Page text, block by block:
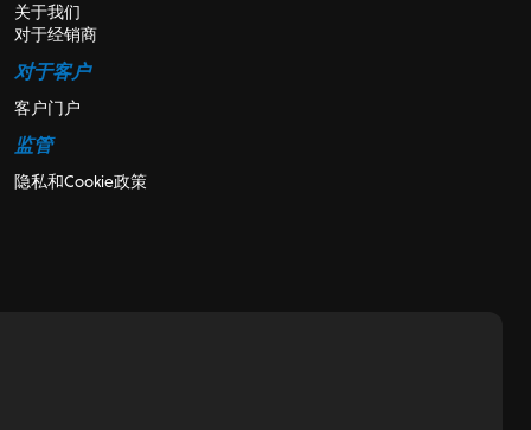
关于我们
对于经销商
对于客户
客户门户
监管
隐私和Cookie政策